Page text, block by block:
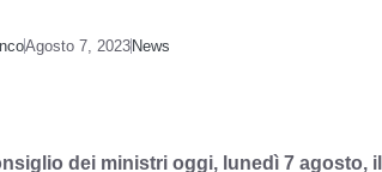
Agosto 7, 2023News
dei ministri oggi, lunedì 7 agosto,